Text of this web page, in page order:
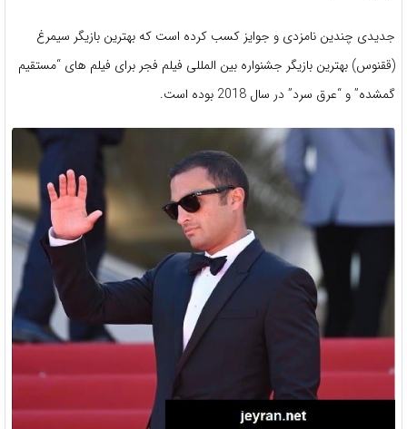
جدیدی چندین نامزدی و جوایز کسب کرده است که بهترین بازیگر سیمرغ
(ققنوس) بهترین بازیگر جشنواره بین المللی فیلم فجر برای فیلم های “مستقیم
گمشده” و “عرق سرد” در سال 2018 بوده است.